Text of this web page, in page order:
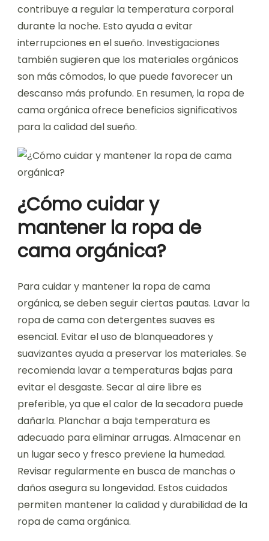
contribuye a regular la temperatura corporal
durante la noche. Esto ayuda a evitar
interrupciones en el sueño. Investigaciones
también sugieren que los materiales orgánicos
son más cómodos, lo que puede favorecer un
descanso más profundo. En resumen, la ropa de
cama orgánica ofrece beneficios significativos
para la calidad del sueño.
¿Cómo cuidar y
mantener la ropa de
cama orgánica?
Para cuidar y mantener la ropa de cama
orgánica, se deben seguir ciertas pautas. Lavar la
ropa de cama con detergentes suaves es
esencial. Evitar el uso de blanqueadores y
suavizantes ayuda a preservar los materiales. Se
recomienda lavar a temperaturas bajas para
evitar el desgaste. Secar al aire libre es
preferible, ya que el calor de la secadora puede
dañarla. Planchar a baja temperatura es
adecuado para eliminar arrugas. Almacenar en
un lugar seco y fresco previene la humedad.
Revisar regularmente en busca de manchas o
daños asegura su longevidad. Estos cuidados
permiten mantener la calidad y durabilidad de la
ropa de cama orgánica.